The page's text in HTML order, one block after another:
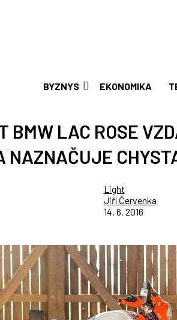
BYZNYS EKONOMIKA
BMW LAC ROSE
NAZNAČUJE
Light
Jiří Červenka
14. 6. 2016